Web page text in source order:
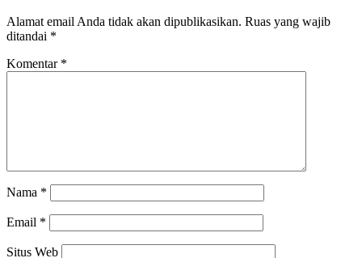
Alamat email Anda tidak akan dipublikasikan. Ruas yang wajib
ditandai *
Komentar *
Nama *
Email *
Situs Web